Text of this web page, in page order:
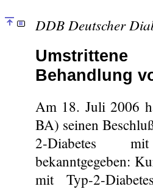
DDB Deutscher
Umstrittene
Behandlung
Am 18. Juli 2006
BA) seinen
2-Diabetes
bekanntgegeben:
mit Typ-2-